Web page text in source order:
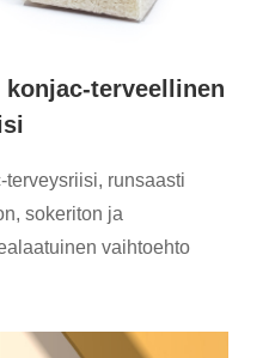
terveellinen
runsaasti
sokeriton ja
vaihtoehto